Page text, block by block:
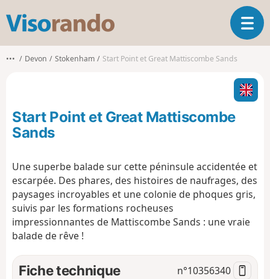
s
o
o
O
u
i
r
l
i
g
a
i
••• Devon Stokenham Start Point et Great Mattiscombe Sands
Start Point et Great Mattiscombe
Sands
Une superbe balade sur cette péninsule accidentée et
escarpée. Des phares, des histoires de naufrages, des
paysages incroyables et une colonie de phoques gris,
suivis par les formations rocheuses
impressionnantes de Mattiscombe Sands : une vraie
balade de rêve !
Fiche technique n°10356340